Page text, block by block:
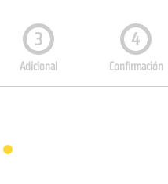
3
Adicional
4
Confirmación